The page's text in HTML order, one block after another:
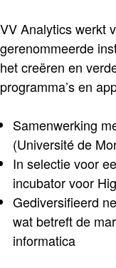
VV Analytics werkt
gerenommeerde
het creëren en
programma’s en
Samenwerking
(Université de
In selectie voor
incubator voor
Gediversifieerd
wat betreft de
informatica